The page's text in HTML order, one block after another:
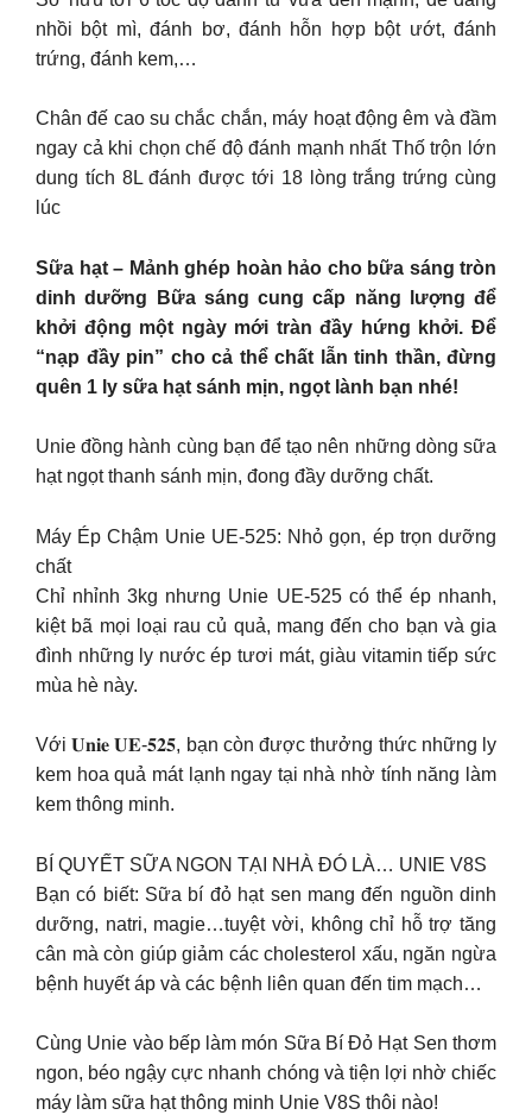
nhồi bột mì, đánh bơ, đánh hỗn hợp bột ướt, đánh
trứng, đánh kem,…
Chân đế cao su chắc chắn, máy hoạt động êm và đầm
ngay cả khi chọn chế độ đánh mạnh nhất Thố trộn lớn
dung tích 8L đánh được tới 18 lòng trắng trứng cùng
lúc
Sữa hạt – Mảnh ghép hoàn hảo cho bữa sáng tròn
dinh dưỡng Bữa sáng cung cấp năng lượng để
khởi động một ngày mới tràn đầy hứng khởi. Để
“nạp đầy pin” cho cả thể chất lẫn tinh thần, đừng
quên 1 ly sữa hạt sánh mịn, ngọt lành bạn nhé!
Unie đồng hành cùng bạn để tạo nên những dòng sữa
hạt ngọt thanh sánh mịn, đong đầy dưỡng chất.
Máy Ép Chậm Unie UE-525: Nhỏ gọn, ép trọn dưỡng
chất
Chỉ nhỉnh 3kg nhưng Unie UE-525 có thể ép nhanh,
kiệt bã mọi loại rau củ quả, mang đến cho bạn và gia
đình những ly nước ép tươi mát, giàu vitamin tiếp sức
mùa hè này.
Với 𝐔𝐧𝐢𝐞 𝐔𝐄-𝟓𝟐𝟓, bạn còn được thưởng thức những ly
kem hoa quả mát lạnh ngay tại nhà nhờ tính năng làm
kem thông minh.
BÍ QUYẾT SỮA NGON TẠI NHÀ ĐÓ LÀ… UNIE V8S
Bạn có biết: Sữa bí đỏ hạt sen mang đến nguồn dinh
dưỡng, natri, magie…tuyệt vời, không chỉ hỗ trợ tăng
cân mà còn giúp giảm các cholesterol xấu, ngăn ngừa
bệnh huyết áp và các bệnh liên quan đến tim mạch…
Cùng Unie vào bếp làm món Sữa Bí Đỏ Hạt Sen thơm
ngon, béo ngậy cực nhanh chóng và tiện lợi nhờ chiếc
máy làm sữa hạt thông minh Unie V8S thôi nào!